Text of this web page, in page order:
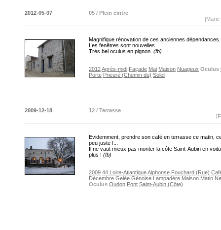
2012-05-07
05 / Plein cintre
Magnifique rénovation de ces anciennes dépendances.
Les fenêtres sont nouvelles.
Très bel oculus en pignon. (fb)
2012Après-midi Façade Mai Maison Nuageux Oculus
Porte Prieuré (Chemin du) Soleil
2009-12-18
12 / Terrasse
Evidemment, prendre son café en terrasse ce matin,
peu juste !...
Il ne vaut mieux pas monter la côte Saint-Aubin en
plus ! (fb)
2009 44 Loire-AtlantiqueAlphonse Fouchard (Rue)
Décembre Gelée Génoise Lampadère Maison Matin
Oculus Oudon Pont Saint-Aubin (Côte)